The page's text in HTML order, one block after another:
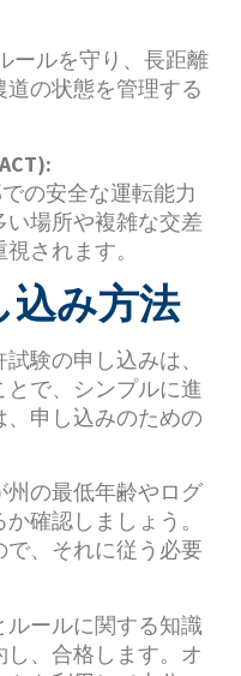
ールを守り、長距離
の状態を管理する
の安全な運転能力
場所や複雑な交差
されます。
込み方法
験の申し込みは、
で、シンプルに進
申し込みのための
州の最低年齢やログ
確認しましょう。
、それに従う必要
ルールに関する知識
、合格します。オ